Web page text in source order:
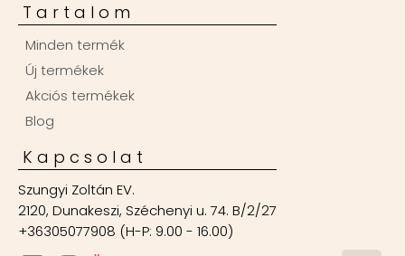
Tartalom
Minden termék
Új termékek
Akciós termékek
Blog
Kapcsolat
Szungyi Zoltán EV.
2120, Dunakeszi, Széchenyi u. 74. B/2/27
+36305077908 (H-P: 9.00 - 16.00)